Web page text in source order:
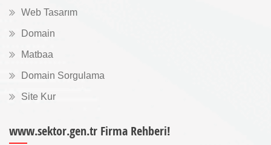
Web Tasarım
Domain
Matbaa
Domain Sorgulama
Site Kur
www.sektor.gen.tr Firma Rehberi!